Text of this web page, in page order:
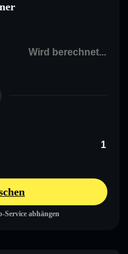
Service abhängen